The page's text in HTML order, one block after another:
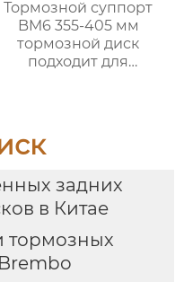
Тормозной суппорт
BM6 355-405 мм
тормозной диск
подходит для
задних
в Китае
тормозных